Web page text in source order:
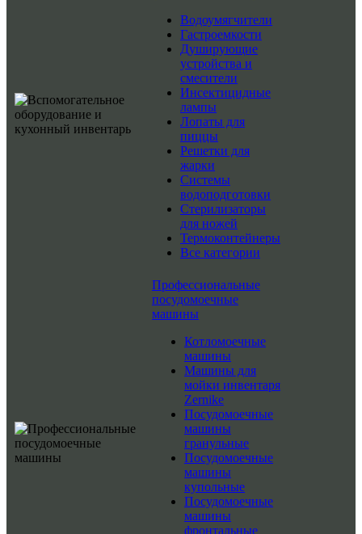
Водоумягчители
Гастроемкости
Душирующие
устройства и
смесители
Инсектицидные
лампы
Лопаты для
пиццы
Решетки для
жарки
Системы
водоподготовки
Стерилизаторы
для ножей
Термоконтейнеры
Все категории
Профессиональные
посудомоечные
машины
Котломоечные
машины
Машины для
мойки инвентаря
Zernike
Посудомоечные
машины
гранульные
Посудомоечные
машины
купольные
Посудомоечные
машины
фронтальные